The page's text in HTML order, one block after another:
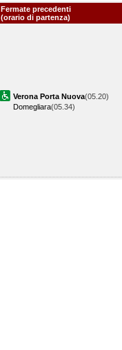
Fermate precedenti
(orario di partenza)
Verona Porta Nuova(05.20)
Domegliara(05.34)